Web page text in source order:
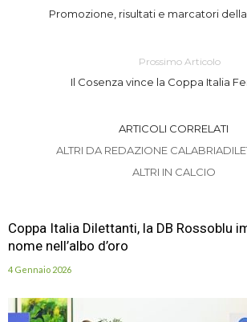
Promozione, risultati e marcatori della
Prossimo Articolo
Il Cosenza vince la Coppa Italia
ARTICOLI CORRELATI
ALTRI DA REDAZIONE
ALTRI IN CALCIO
Coppa Italia Dilettanti, la DB Rossoblu
nome nell’albo d’oro
4 Gennaio 2026